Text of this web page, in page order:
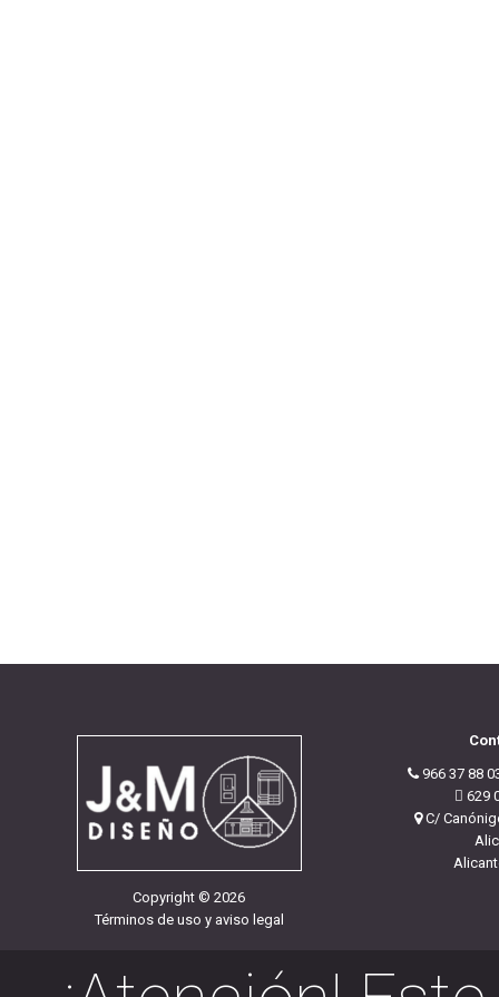
Copyright © 2026
Términos de uso y aviso legal
966 37 88
629
C/